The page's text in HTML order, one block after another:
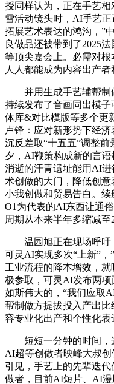
授同样认为，正在手艺
雪活动镜头时，AI手艺
拓展艺术表达的鸿沟，”
良做品还被带到了2025
等顶尖嘉会上。必需对
人人都能成为内容出产者
并用生成手艺辅帮制
持续发布了音画同出模子
体库&对比模版等多个更
卢锋：应对新形势下经
沉反差取“十五五”调整
夕，AI鞭策构成新的言
消逝的汗青遗址能用AI
术创做的大门，降低创
小我创做和贸易告白。续
O1为代表的AI东西让通
周期从本来半年多缩减至
温园旭正在现场呼吁
可灵AI实现多次“上新”
工业流程的降本增效，
极参取，可灵AI发布两
如斯伟大的，“我们应取
帮制做方提拔投入产出
容专业化出产和个性化表
短短一分钟的时间，
AI超等创做者映峰大叔
引见，手艺上的先辈迭
做者，目前AI短片、AI漫